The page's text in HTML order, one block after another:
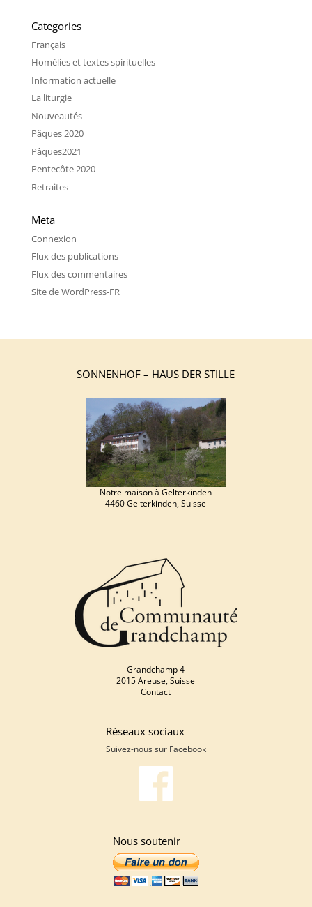
Categories
Français
Homélies et textes spirituelles
Information actuelle
La liturgie
Nouveautés
Pâques 2020
Pâques2021
Pentecôte 2020
Retraites
Meta
Connexion
Flux des publications
Flux des commentaires
Site de WordPress-FR
SONNENHOF – HAUS DER STILLE
Notre maison à Gelterkinden
4460 Gelterkinden, Suisse
Grandchamp 4
2015 Areuse, Suisse
Contact
Réseaux sociaux
Suivez-nous sur Facebook
Nous soutenir